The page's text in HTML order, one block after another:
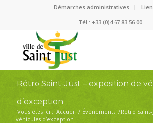
Démarches administratives
Tél.: +33 (0)4 67 83 56 00
Rétro Saint-Just – exposition de
d’exception
Vous êtes ici : Accueil / Évènements /Rétro
véhicules d’exception